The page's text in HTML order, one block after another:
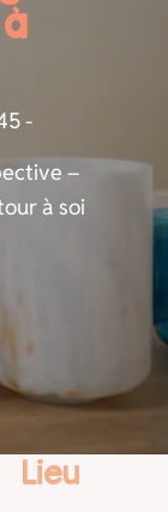
-
–
à soi
Lieu